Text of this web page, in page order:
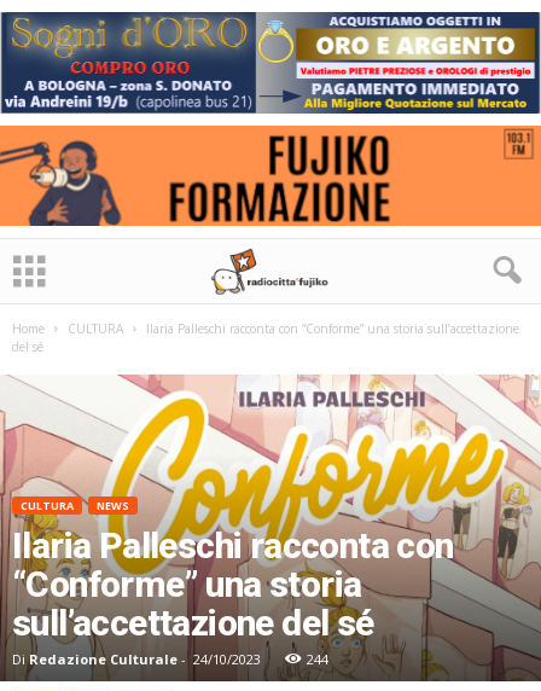
Home CULTURA
Ilaria Palleschi racconta con “Conforme” una storia sull’accettazione
del sé
CULTURA NEWS
Ilaria Palleschi racconta con
“Conforme” una storia
sull’accettazione del sé
Di Redazione Culturale - 24/10/2023 244